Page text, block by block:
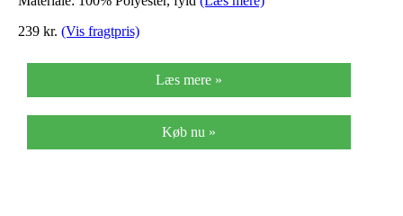
239 kr. (Vis fragtpris)
Læs mere »
Køb nu »